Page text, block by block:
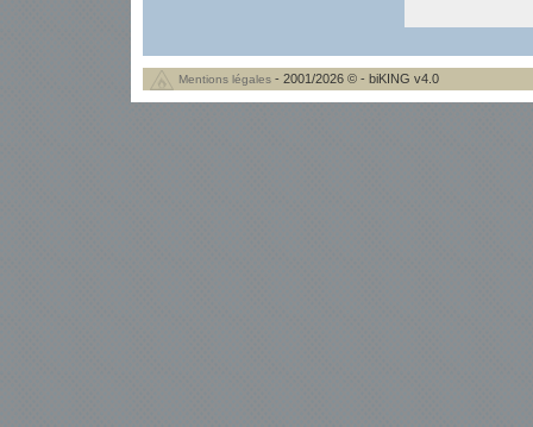
Mentions légales - 2001/2026 © - biKING v4.0